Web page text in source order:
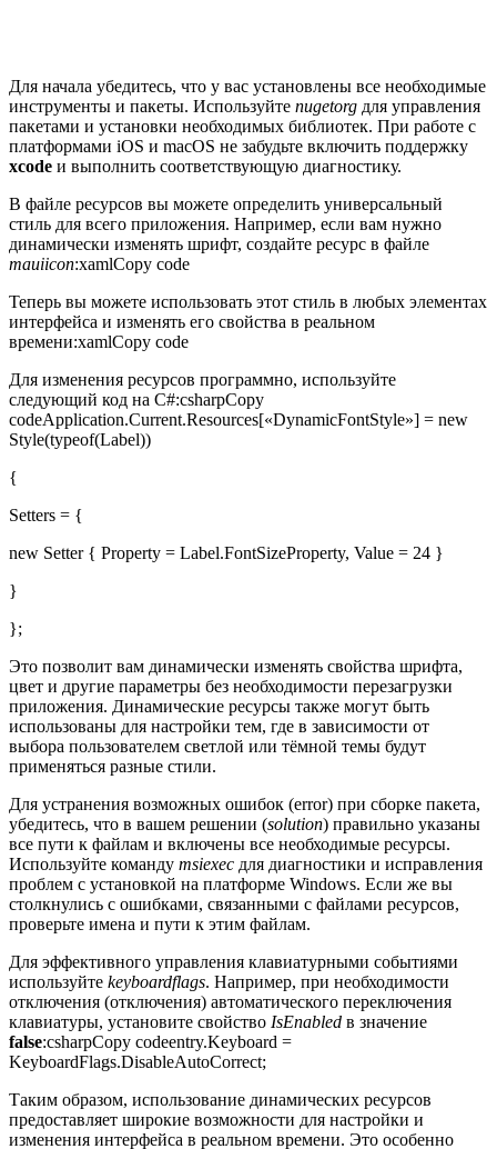
Для начала убедитесь, что у вас установлены все необходимые
инструменты и пакеты. Используйте nugetorg для управления
пакетами и установки необходимых библиотек. При работе с
платформами iOS и macOS не забудьте включить поддержку
xcode и выполнить соответствующую диагностику.
В файле ресурсов вы можете определить универсальный
стиль для всего приложения. Например, если вам нужно
динамически изменять шрифт, создайте ресурс в файле
mauiicon:xamlCopy code
Теперь вы можете использовать этот стиль в любых элементах
интерфейса и изменять его свойства в реальном
времени:xamlCopy code
Для изменения ресурсов программно, используйте
следующий код на C#:csharpCopy
codeApplication.Current.Resources[«DynamicFontStyle»] = new
Style(typeof(Label))
{
Setters = {
new Setter { Property = Label.FontSizeProperty, Value = 24 }
}
};
Это позволит вам динамически изменять свойства шрифта,
цвет и другие параметры без необходимости перезагрузки
приложения. Динамические ресурсы также могут быть
использованы для настройки тем, где в зависимости от
выбора пользователем светлой или тёмной темы будут
применяться разные стили.
Для устранения возможных ошибок (error) при сборке пакета,
убедитесь, что в вашем решении (solution) правильно указаны
все пути к файлам и включены все необходимые ресурсы.
Используйте команду msiexec для диагностики и исправления
проблем с установкой на платформе Windows. Если же вы
столкнулись с ошибками, связанными с файлами ресурсов,
проверьте имена и пути к этим файлам.
Для эффективного управления клавиатурными событиями
используйте keyboardflags. Например, при необходимости
отключения (отключения) автоматического переключения
клавиатуры, установите свойство IsEnabled в значение
false:csharpCopy codeentry.Keyboard =
KeyboardFlags.DisableAutoCorrect;
Таким образом, использование динамических ресурсов
предоставляет широкие возможности для настройки и
изменения интерфейса в реальном времени. Это особенно